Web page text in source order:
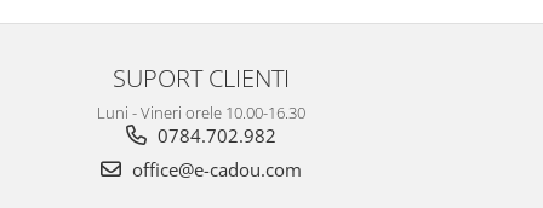
SUPORT CLIENTI
Luni - Vineri orele 10.00-16.30
0784.702.982
office@e-cadou.com